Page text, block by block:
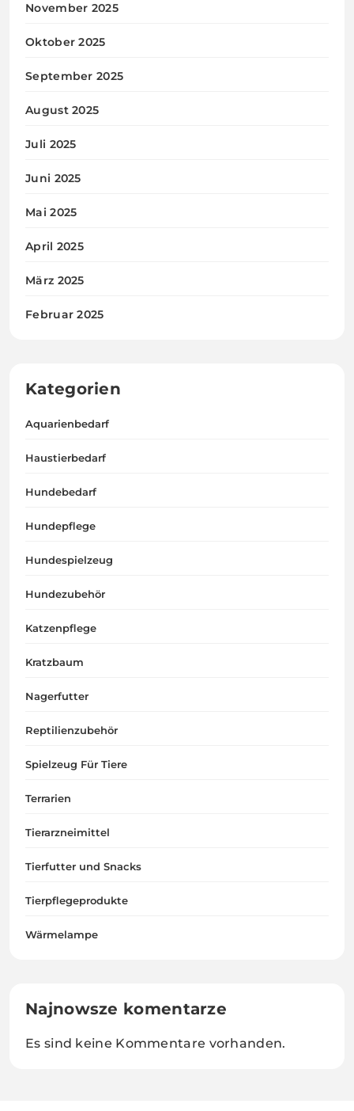
November 2025
Oktober 2025
September 2025
August 2025
Juli 2025
Juni 2025
Mai 2025
April 2025
März 2025
Februar 2025
Kategorien
Aquarienbedarf
Haustierbedarf
Hundebedarf
Hundepflege
Hundespielzeug
Hundezubehör
Katzenpflege
Kratzbaum
Nagerfutter
Reptilienzubehör
Spielzeug Für Tiere
Terrarien
Tierarzneimittel
Tierfutter und Snacks
Tierpflegeprodukte
Wärmelampe
Najnowsze komentarze
Es sind keine Kommentare vorhanden.